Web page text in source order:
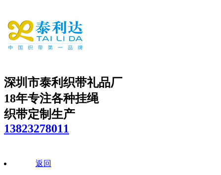
深圳市泰利织带礼品厂
18年专注各种挂绳
织带定制生产
13823278011
返回